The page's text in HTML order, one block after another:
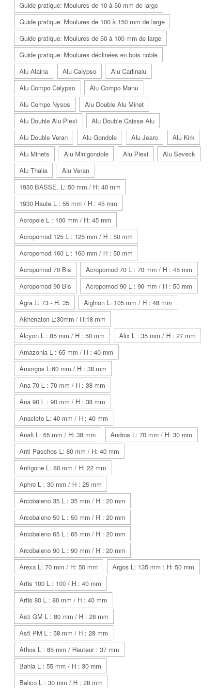
Guide pratique: Moulures de 10 à 50 mm de large
Guide pratique: Moulures de 100 à 150 mm de large
Guide pratique: Moulures de 50 à 100 mm de large
Guide pratique: Moulures déclinées en bois noble
Alu Alaina
Alu Calypso
Alu Carlinalu
Alu Compo Calypso
Alu Compo Manu
Alu Compo Nysos
Alu Double Alu Minet
Alu Double Alu Plexi
Alu Double Caisse Alu
Alu Double Veran
Alu Gondole Alu Jearo
Alu Kirk
Alu Minets
Alu Minigondole Alu Plexi
Alu Seveck
Alu Thalia
Alu Veran
1930 BASSE. L: 50 mm / H: 40 mm
1930 Haute L : 55 mm / H : 45 mm
Acropole L : 100 mm / H: 45 mm
Acropomod 125 L : 125 mm / H : 50 mm
Acropomod 160 L : 160 mm / H : 50 mm
Acropomod 70 Bis
Acropomod 70 L : 70 mm / H : 45 mm
Acropomod 90 Bis
Acropomod 90 L : 90 mm / H : 50 mm
Agra L: 73 - H: 35
Aighion L: 105 mm / H : 48 mm
Akhenaton L:30mm / H:18 mm
Alcyon L : 85 mm / H : 50 mm
Alix L : 35 mm / H : 27 mm
Amazonia L : 65 mm / H : 40 mm
Amorgos L:60 mm / H : 38 mm
Ana 70 L : 70 mm / H : 38 mm
Ana 90 L : 90 mm / H : 38 mm
Anacleto L: 40 mm / H : 40 mm
Anafi L: 65 mm / H: 38 mm
Andros L: 70 mm / H: 30 mm
Anti Paschos L: 80 mm / H: 40 mm
Antigone L: 80 mm / H: 22 mm
Aphro L : 30 mm / H : 25 mm
Arcobaleno 35 L : 35 mm / H : 20 mm
Arcobaleno 50 L : 50 mm / H : 20 mm
Arcobaleno 65 L : 65 mm / H : 20 mm
Arcobaleno 90 L : 90 mm / H : 20 mm
Arexa L: 70 mm / H: 50 mm
Argos L: 135 mm : H: 50 mm
Artis 100 L : 100 / H : 40 mm
Artis 80 L : 80 mm / H : 40 mm
Asti GM L : 80 mm / H : 28 mm
Asti PM L : 58 mm / H : 28 mm
Athos L : 85 mm / Hauteur : 37 mm
Bahia L : 55 mm / H : 30 mm
Balico L : 30 mm / H : 28 mm